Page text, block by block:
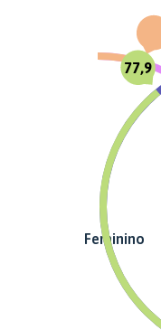
Feminino
77,9